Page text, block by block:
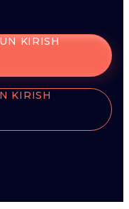
KIRISH
KIRISH